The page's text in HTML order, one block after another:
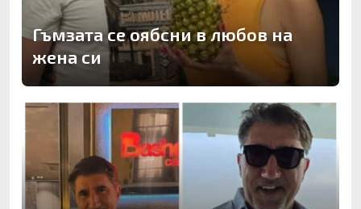
Гъмзата се оябсни в любов на
жена си